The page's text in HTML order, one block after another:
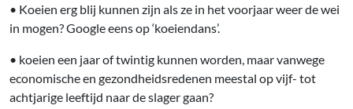
• Koeien erg blij kunnen zijn als ze in het voorjaar weer de wei
in mogen? Google eens op ‘koeiendans’.
• koeien een jaar of twintig kunnen worden, maar vanwege
economische en gezondheidsredenen meestal op vijf- tot
achtjarige leeftijd naar de slager gaan?